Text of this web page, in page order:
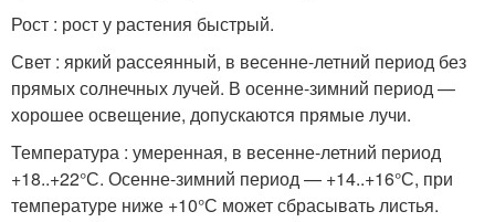
Рост : рост у растения быстрый.
Свет : яркий рассеянный, в весенне-летний период без
прямых солнечных лучей. В осенне-зимний период —
хорошее освещение, допускаются прямые лучи.
Температура : умеренная, в весенне-летний период
+18..+22°С. Осенне-зимний период — +14..+16°С, при
температуре ниже +10°С может сбрасывать листья.